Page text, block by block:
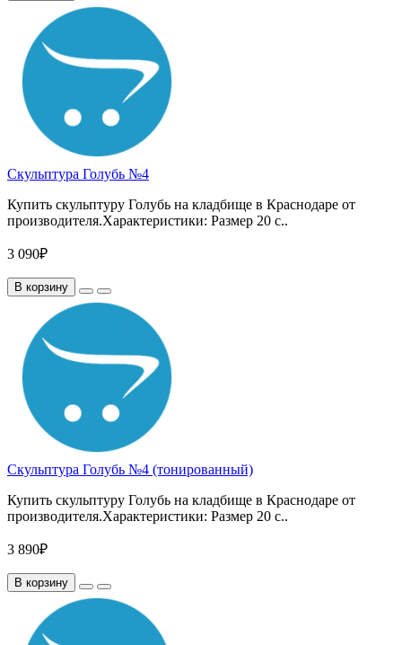
Скульптура Голубь №4
Купить скульптуру Голубь на кладбище в Краснодаре от
производителя.Характеристики: Размер 20 с..
3 090₽
В корзину
Скульптура Голубь №4 (тонированный)
Купить скульптуру Голубь на кладбище в Краснодаре от
производителя.Характеристики: Размер 20 с..
3 890₽
В корзину